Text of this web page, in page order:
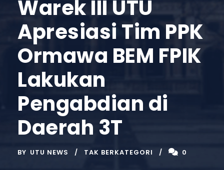
Warek III UTU
Apresiasi Tim PPK
Ormawa BEM FPIK
Lakukan
Pengabdian di
Daerah 3T
BY UTU NEWS TAK BERKATEGORI 0